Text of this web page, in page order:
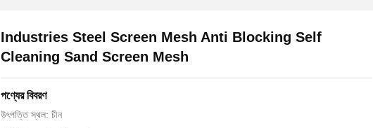
Industries Steel Screen Mesh Anti Blocking Self
Cleaning Sand Screen Mesh
পণ্যের বিবরণ
উৎপত্তি স্থল: চীন